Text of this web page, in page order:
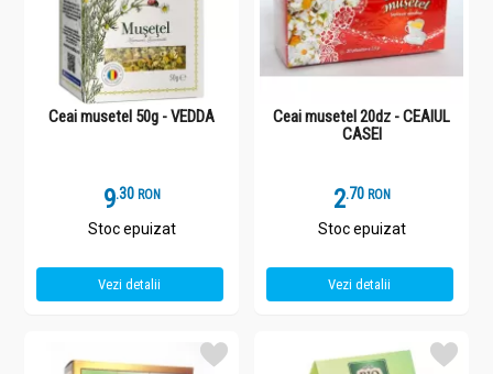
Ceai musetel 50g - VEDDA
9.3 RON
Stoc epuizat
Vezi detalii
Ceai musetel 20dz - CEAIUL
CASEI
2.7 RON
Stoc epuizat
Vezi detalii